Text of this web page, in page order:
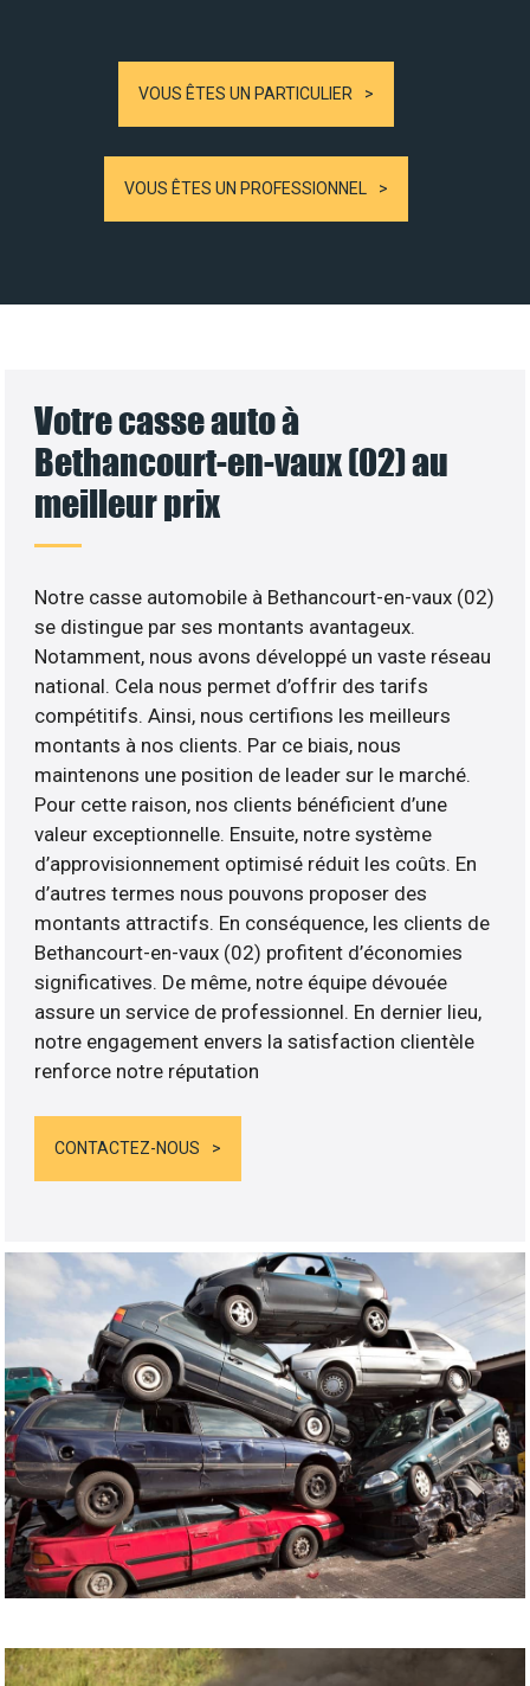
VOUS ÊTES UN PARTICULIER
VOUS ÊTES UN PROFESSIONNEL
Votre casse auto à
Bethancourt-en-vaux (02) au
meilleur prix
Notre casse automobile à Bethancourt-en-vaux (02)
se distingue par ses montants avantageux.
Notamment, nous avons développé un vaste réseau
national. Cela nous permet d’offrir des tarifs
compétitifs. Ainsi, nous certifions les meilleurs
montants à nos clients. Par ce biais, nous
maintenons une position de leader sur le marché.
Pour cette raison, nos clients bénéficient d’une
valeur exceptionnelle. Ensuite, notre système
d’approvisionnement optimisé réduit les coûts. En
d’autres termes nous pouvons proposer des
montants attractifs. En conséquence, les clients de
Bethancourt-en-vaux (02) profitent d’économies
significatives. De même, notre équipe dévouée
assure un service de professionnel. En dernier lieu,
notre engagement envers la satisfaction clientèle
renforce notre réputation
CONTACTEZ-NOUS